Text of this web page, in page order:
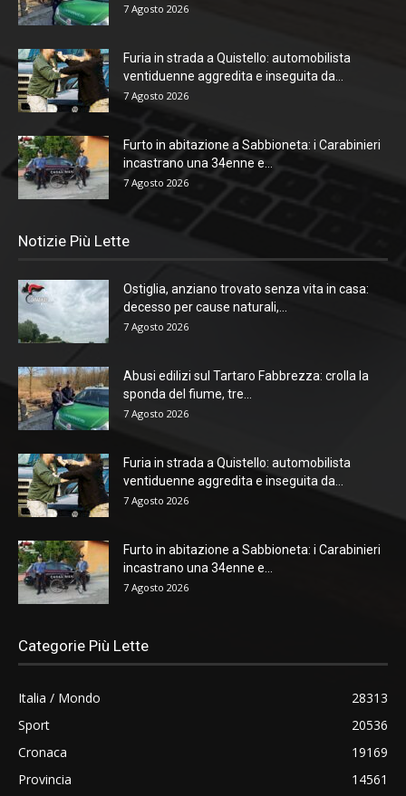
7 Agosto 2026
Furia in strada a Quistello: automobilista
ventiduenne aggredita e inseguita da...
7 Agosto 2026
Furto in abitazione a Sabbioneta: i Carabinieri
incastrano una 34enne e...
7 Agosto 2026
Notizie Più Lette
Ostiglia, anziano trovato senza vita in casa:
decesso per cause naturali,...
7 Agosto 2026
Abusi edilizi sul Tartaro Fabbrezza: crolla la
sponda del fiume, tre...
7 Agosto 2026
Furia in strada a Quistello: automobilista
ventiduenne aggredita e inseguita da...
7 Agosto 2026
Furto in abitazione a Sabbioneta: i Carabinieri
incastrano una 34enne e...
7 Agosto 2026
Categorie Più Lette
Italia / Mondo
28313
Sport
20536
Cronaca
19169
Provincia
14561